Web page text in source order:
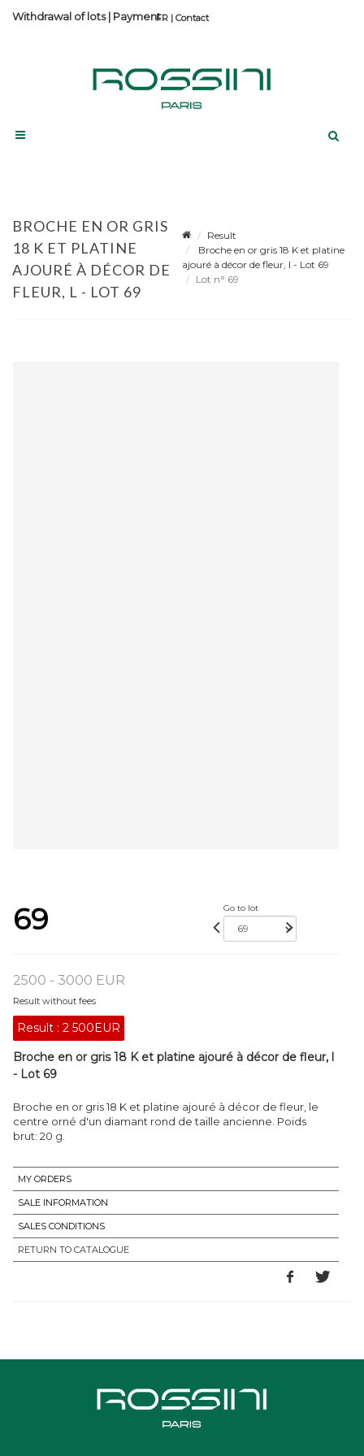
Contact
Withdrawal of lots| Payment
BROCHE EN OR GRIS
18 K ET PLATINE
AJOURÉ À DÉCOR DE
FLEUR, L - LOT 69
Result
Broche en or gris 18 K et platine
ajouré à décor de fleur, l - Lot 69
Lot n° 69
69 Go to lot
2500 - 3000 EUR
Result without fees
Result : 2 500EUR
Broche en or gris 18 K et platine ajouré à décor de fleur, l
- Lot 69
Broche en or gris 18 K et platine ajouré à décor de fleur, le
centre orné d'un diamant rond de taille ancienne. Poids
brut: 20 g.
MY ORDERS
SALE INFORMATION
SALES CONDITIONS
RETURN TO CATALOGUE